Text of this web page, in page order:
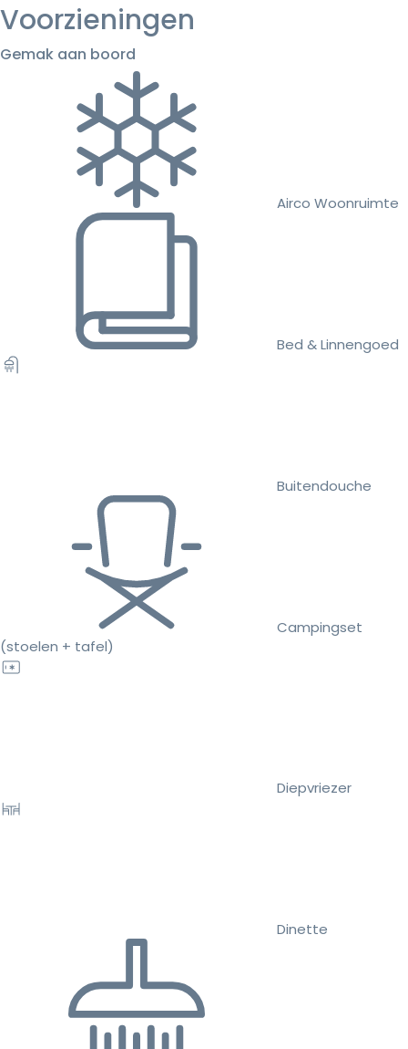
Voorzieningen
Gemak aan boord
Airco Woonruimte
Bed & Linnengoed
Buitendouche
Campingset
(stoelen + tafel)
Diepvriezer
Dinette